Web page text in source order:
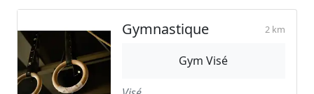
Gymnastique 2 km
Gym Visé